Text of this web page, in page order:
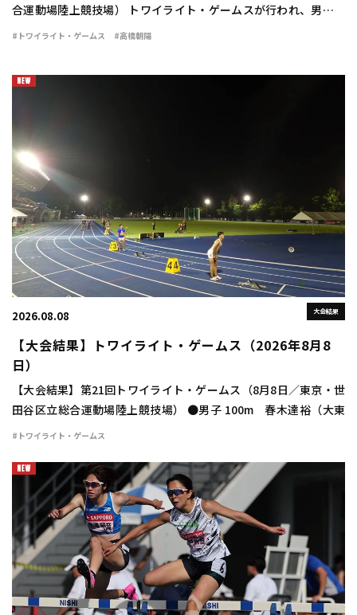
合運動場陸上競技場） トワイライト・ゲームスが行われ、男子走
幅跳は高橋朝陽（東海大）が7m98（＋0.3）の大ジャンプを見せ
#トワイライト・ゲームス #高橋朝陽
大会結果
2026.08.08
【大会結果】トワイライト・ゲームス（2026年8月8
日）
【大会結果】第21回トワイライト・ゲームス（8月8日／東京・世
田谷区立総合運動場陸上競技場） ●男子 100m 春木達裕（大東
大） 10秒24（＋1.8） 400m 豊田兼（トヨタ自動車） 46秒
#トワイライト・ゲームス